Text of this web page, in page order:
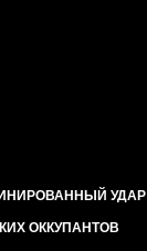
УДАР
ОККУПАНТОВ